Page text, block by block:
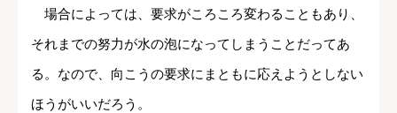
場合によっては、要求がころころ変わることもあり、
それまでの努力が水の泡になってしまうことだってあ
る。なので、向こうの要求にまともに応えようとしない
ほうがいいだろう。